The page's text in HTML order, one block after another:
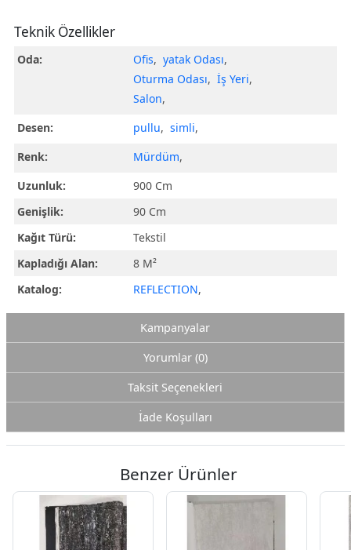
Teknik Özellikler
Oda: Ofis, yatak Odası,
Oturma Odası, İş Yeri,
Salon,
Desen:
pullu, simli,
Renk:
Mürdüm,
Uzunluk:
900 Cm
Genişlik:
90 Cm
Kağıt Türü:
Tekstil
Kapladığı Alan:
8 M²
Katalog:
REFLECTION,
Kampanyalar
Yorumlar (0)
Taksit Seçenekleri
İade Koşulları
Benzer Ürünler